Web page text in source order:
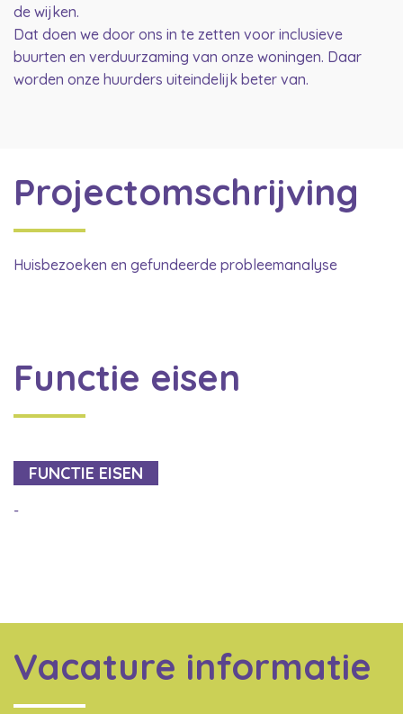
de wijken.
Dat doen we door ons in te zetten voor inclusieve
buurten en verduurzaming van onze woningen. Daar
worden onze huurders uiteindelijk beter van.
Projectomschrijving
Huisbezoeken en gefundeerde probleemanalyse
Functie eisen
FUNCTIE EISEN
-
Vacature informatie